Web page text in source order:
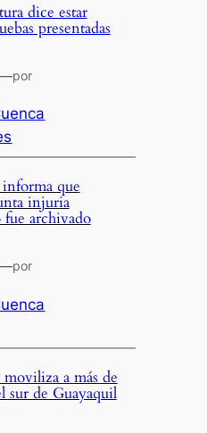
dice estar
presentadas
por
que
injuria
archivado
por
a más de
sur de Guayaquil